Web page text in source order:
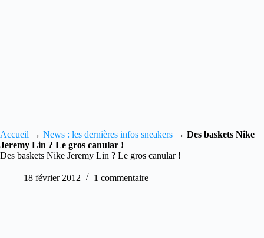
Accueil → News : les dernières infos sneakers → Des baskets Nike
Jeremy Lin ? Le gros canular !
Des baskets Nike Jeremy Lin ? Le gros canular !
18 février 2012 1 commentaire